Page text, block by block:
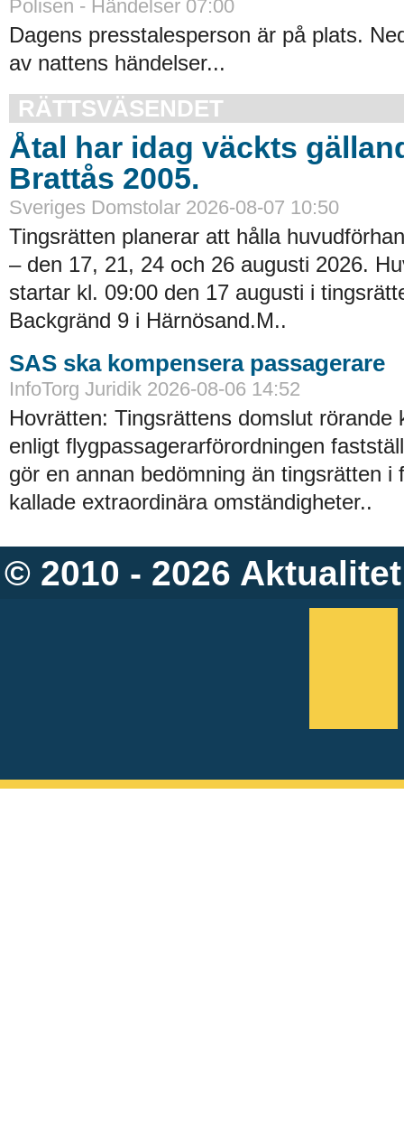
Polisen - Händelser 07:00
Dagens presstalesperson är på plats.
av nattens händelser...
RÄTTSVÄSENDET
Åtal har idag väckts
Brattås 2005.
Sveriges Domstolar 2026-08-07 10:50
Tingsrätten planerar att hålla
– den 17, 21, 24 och 26 augusti 2026.
startar kl. 09:00 den 17 augusti i
Backgränd 9 i Härnösand.M..
SAS ska kompensera passagerare
InfoTorg Juridik 2026-08-06 14:52
Hovrätten: Tingsrättens domslut rörande
enligt flygpassagerarförordningen
gör en annan bedömning än tingsrätten i
kallade extraordinära omständigheter..
© 2010 - 2026 Aktualitet